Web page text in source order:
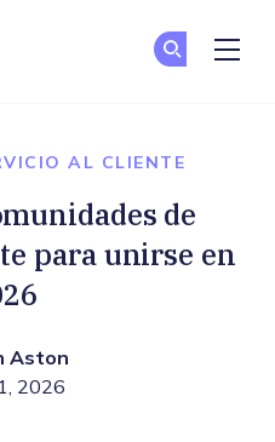
AL CLIENTE
de
para unirse en
Aston
2026